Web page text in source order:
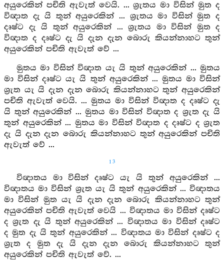
අයුරෙකින් පචිති ඇවැත් වෙයි. ... ශ්‍රැතය මා විසින් මුත ද
විඥාත දැ යි තුන් අයුරෙකින් ... ශ්‍රැතය මා විසින් මුත ද
දෘෂ්ට දැ යි තුන් අයුරෙකින් ... ශ්‍රැතය මා විසින් මුත ද
විඥාත ද දෘෂ්ට දැ යි දැන දැන බොරු කියන්නාහට තුන්
අයුරෙකින් පචිති ඇවැත් වේ ...
මුතය මා විසින් විඥාත යැ යි තුන් අයුරෙකින් ... මුතය
මා විසින් දෘෂ්ට යැ යි තුන් අයුරෙකින් ... මුතය මා විසින්
ශ්‍රැත යැ යි දැන දැන බොරු කියන්නාහට තුන් අයුරෙකින්
පචිති ඇවැත් වෙයි. ... මුතය මා විසින් විඥාත ද දෘෂ්ට දැ
යි තුන් අයුරෙකින් ... මුතය මා විසින් විඥාත ද ශ්‍රැත දැ යි
තුන් අයුරෙකින් ... මුතය මා විසින් විඥාත ද දෘෂ්ට ද ශ්‍රැත
දැ යි දැන දැන බොරු කියන්නාහට තුන් අයුරෙකින් පචිති
ඇවැත් වේ ...
13
විඥාතය මා විසින් දෘෂ්ට යැ යි තුන් අයුරෙකින් ...
විඥාතය මා විසින් ශ්‍රැත යැ යි තුන් අයුරෙකින් ... විඥාතය
මා විසින් මුත යැ යි දැන දැන බොරු කියන්නාහට තුන්
අයුරෙකින් පචිති ඇවැත් වෙයි ... විඥාතය මා විසින් දෘෂ්ට
ද ශ්‍රැත දැ යි තුන් අයුරෙකින් ... විඥාතය මා විසින් දෘෂ්ට
ද මුත දැ යි තුන් අයුරෙකින් ... විඥාතය මා විසින් දෘෂ්ට ද
ශ්‍රැත ද මුත දැ යි දැන දැන බොරු කියන්නාහට තුන්
අයුරෙකින් පචිති ඇවැත් වේ. ...